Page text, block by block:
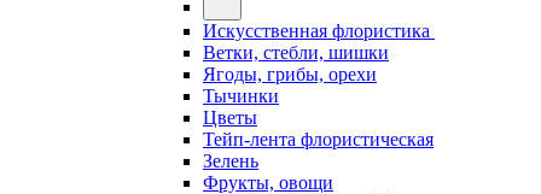
Искусственная флористика
Ветки, стебли, шишки
Ягоды, грибы, орехи
Тычинки
Цветы
Тейп-лента флористическая
Зелень
Фрукты, овощи